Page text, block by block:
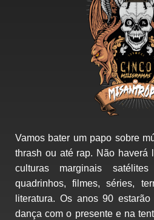
Vamos bater um papo sobre
thrash ou até rap. Não haverá
culturas marginais
quadrinhos, filmes, séries,
literatura. Os anos 90
dança com o presente e na